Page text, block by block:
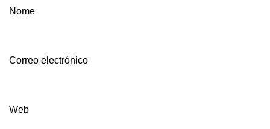
Nome
Correo electrónico
Web